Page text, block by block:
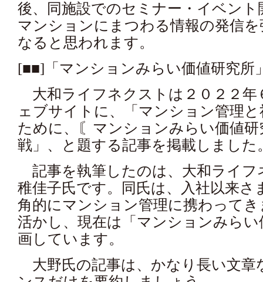
後、同施設でのセミナー・イベン
マンションにまつわる情報の発信
なると思われます。
[■■]「マンションみらい価値研究所
大和ライフネクストは２０２２年
ェブサイトに、「マンション管理
ために、〘マンションみらい価値
戦」、と題する記事を掲載しました
記事を執筆したのは、大和ライフ
稚佳子氏です。同氏は、入社以来さ
角的にマンション管理に携わって
活かし、現在は「マンションみら
画しています。
大野氏の記事は、かなり長い文章